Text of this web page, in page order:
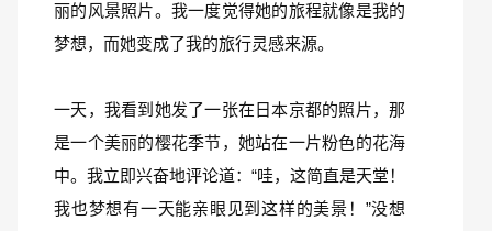
丽的风景照片。我一度觉得她的旅程就像是我的
梦想，而她变成了我的旅行灵感来源。
一天，我看到她发了一张在日本京都的照片，那
是一个美丽的樱花季节，她站在一片粉色的花海
中。我立即兴奋地评论道：“哇，这简直是天堂！
我也梦想有一天能亲眼见到这样的美景！”没想